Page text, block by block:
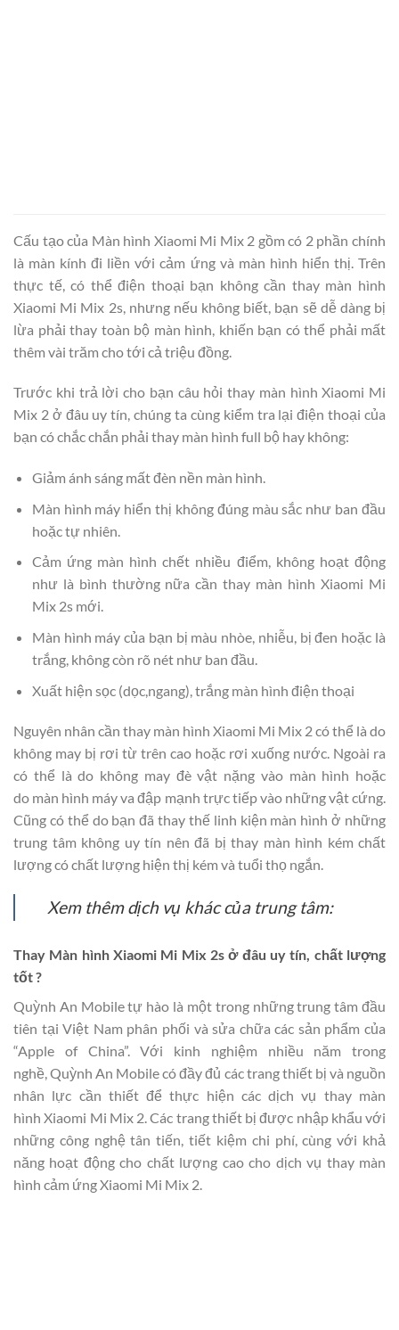
Cấu tạo của Màn hình Xiaomi Mi Mix 2 gồm có 2 phần chính
là màn kính đi liền với cảm ứng và màn hình hiển thị. Trên
thực tế, có thể điện thoại bạn không cần thay màn hình
Xiaomi Mi Mix 2s, nhưng nếu không biết, bạn sẽ dễ dàng bị
lừa phải thay toàn bộ màn hình, khiến bạn có thể phải mất
thêm vài trăm cho tới cả triệu đồng.
Trước khi trả lời cho bạn câu hỏi thay màn hình Xiaomi Mi
Mix 2 ở đâu uy tín, chúng ta cùng kiểm tra lại điện thoại của
bạn có chắc chắn phải thay màn hình full bộ hay không:
Giảm ánh sáng mất đèn nền màn hình.
Màn hình máy hiển thị không đúng màu sắc như ban đầu
hoặc tự nhiên.
Cảm ứng màn hình chết nhiều điểm, không hoạt động
như là bình thường nữa cần thay màn hình Xiaomi Mi
Mix 2s mới.
Màn hình máy của bạn bị màu nhòe, nhiễu, bị đen hoặc là
trắng, không còn rõ nét như ban đầu.
Xuất hiện sọc (dọc,ngang), trắng màn hình điện thoại
Nguyên nhân cần thay màn hình Xiaomi Mi Mix 2 có thể là do
không may bị rơi từ trên cao hoặc rơi xuống nước. Ngoài ra
có thể là do không may đè vật nặng vào màn hình hoặc
do màn hình máy va đập mạnh trực tiếp vào những vật cứng.
Cũng có thể do bạn đã thay thế linh kiện màn hình ở những
trung tâm không uy tín nên đã bị thay màn hình kém chất
lượng có chất lượng hiện thị kém và tuổi thọ ngắn.
Xem thêm dịch vụ khác của trung tâm:
Thay Màn hình Xiaomi Mi Mix 2s ở đâu uy tín, chất lượng
tốt ?
Quỳnh An Mobile tự hào là một trong những trung tâm đầu
tiên tại Việt Nam phân phối và sửa chữa các sản phẩm của
“Apple of China”. Với kinh nghiệm nhiều năm trong
nghề, Quỳnh An Mobile có đầy đủ các trang thiết bị và nguồn
nhân lực cần thiết để thực hiện các dịch vụ thay màn
hình Xiaomi Mi Mix 2. Các trang thiết bị được nhập khẩu với
những công nghệ tân tiến, tiết kiệm chi phí, cùng với khả
năng hoạt động cho chất lượng cao cho dịch vụ thay màn
hình cảm ứng Xiaomi Mi Mix 2.